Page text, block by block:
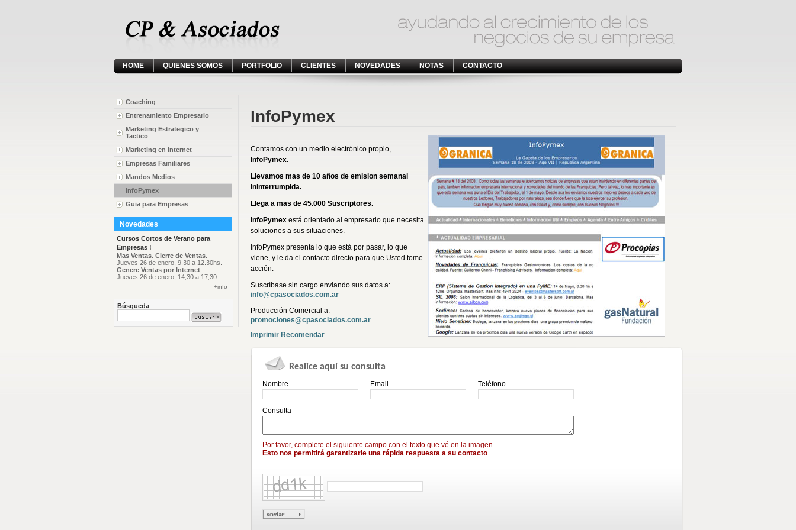
HOME QUIENES SOMOS PORTFOLIO CLIENTES NOVEDADES NOTAS CONTACTO
InfoPymex
Contamos con un medio electrónico propio,
InfoPymex.
Llevamos mas de 10 años de emision semanal
ininterrumpida.
Llega a mas de 45.000 Suscriptores.
InfoPymex está orientado al empresario que necesita
soluciones a sus situaciones.
InfoPymex presenta lo que está por pasar, lo que
viene, y le da el contacto directo para que Usted tome
acción.
Suscríbase sin cargo enviando sus datos a:
info@cpasociados.com.ar
Producción Comercial a:
promociones@cpasociados.com.ar
Imprimir Recomendar
Realice aquí su consulta
Nombre Email Teléfono
Consulta
Por favor, complete el siguiente campo con el texto que vé en la imagen.
Esto nos permitirá garantizarle una rápida respuesta a su contacto.
Coaching
Entrenamiento Empresario
Marketing Estrategico y
Tactico
Marketing en Internet
Empresas Familiares
Mandos Medios
InfoPymex
Guia para Empresas
Novedades
Cursos Cortos de Verano para
Empresas !
Mas Ventas. Cierre de Ventas.
Jueves 26 de enero, 9.30 a 12.30hs.
Genere Ventas por Internet
Jueves 26 de enero, 14,30 a 17,30
+info
Búsqueda